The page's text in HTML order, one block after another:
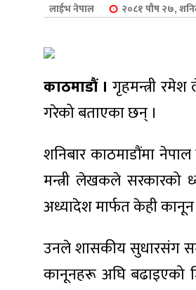
लाईभ नेपाल २०८१ पौष २७,
काठमाडौं । गृहमन्त्री
गरेको बताएका छन् ।
शनिबार काठमाडौंमा
मन्त्री लेखकले सरकारको
अध्यादेश मार्फत केही
उनले शासकीय सुधारसंग
कानूनहरू अघि बढाइएको